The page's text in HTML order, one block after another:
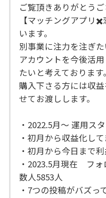
ご覧頂きありがとうご
【マッチングアプリ
います。
別事業に注力を注ぎ
アカウントを今後活
たいと考えておりま
購入下さる方には収
せてお渡しします。
・2022.5月〜 運用スタ
・初月から収益化して
・初月から今日まで利
・2023.5月現在 フォ
数人5853人
・7つの投稿がバズっ